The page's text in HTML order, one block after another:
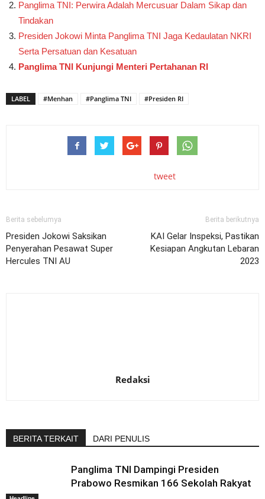
Panglima TNI: Perwira Adalah Mercusuar Dalam Sikap dan
Tindakan
Presiden Jokowi Minta Panglima TNI Jaga Kedaulatan NKRI
Serta Persatuan dan Kesatuan
Panglima TNI Kunjungi Menteri Pertahanan RI
LABEL #Menhan #Panglima TNI #Presiden RI
tweet
Berita sebelumya
Presiden Jokowi Saksikan
Penyerahan Pesawat Super
Hercules TNI AU
Berita berikutnya
KAI Gelar Inspeksi, Pastikan
Kesiapan Angkutan Lebaran
2023
Redaksi
BERITA TERKAIT DARI PENULIS
Panglima TNI Dampingi Presiden
Prabowo Resmikan 166 Sekolah Rakyat